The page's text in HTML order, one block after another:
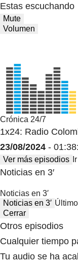
Estas escuchando
Mute
Volumen
Crónica 24/7
1x24: Radio
23/08/2024 -
Ver más episodios
Noticias en 3′
Noticias en 3′
Noticias en 3′
Cerrar
Otros episodios
Cualquier tiempo
Tu audio se ha